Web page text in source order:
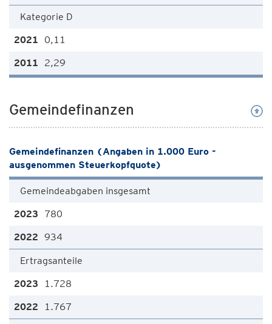
Kategorie D
0,11
2,29
Gemeindefinanzen
Gemeindefinanzen (Angaben in 1.000 Euro -
ausgenommen Steuerkopfquote)
Gemeindeabgaben insgesamt
780
934
Ertragsanteile
1.728
1.767